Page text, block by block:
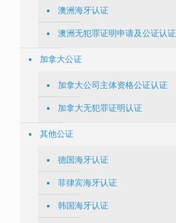
澳洲海牙认证
澳洲无犯罪证明申请及公证认证
加拿大公证
加拿大公司主体资格公证认证
加拿大无犯罪证明认证
其他公证
德国海牙认证
菲律宾海牙认证
韩国海牙认证